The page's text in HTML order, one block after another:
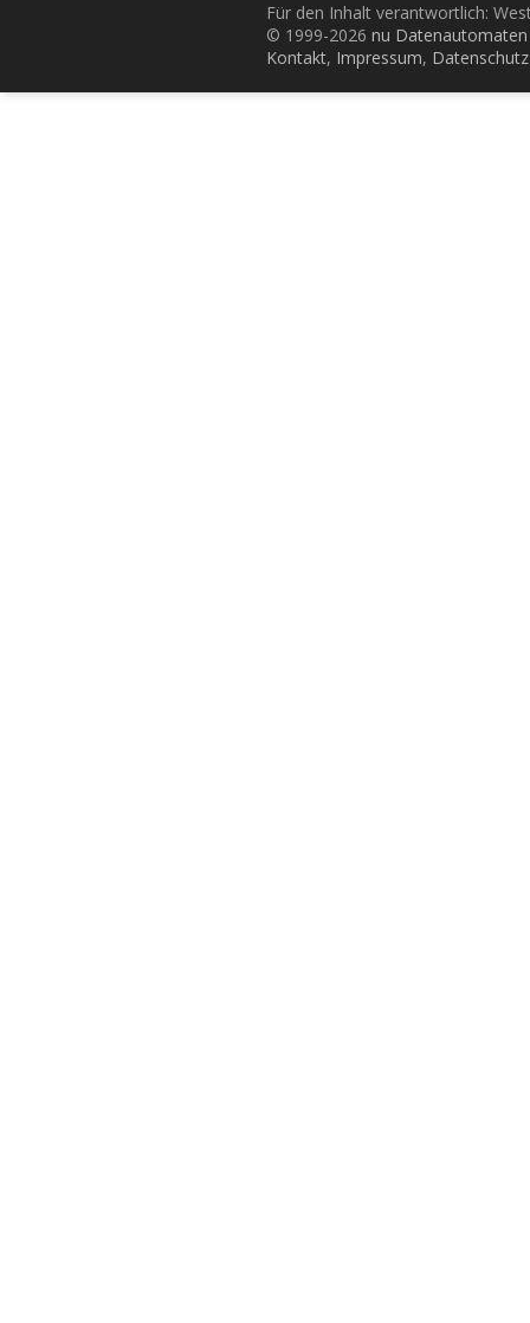
Für den Inhalt verantwortlich:
© 1999-2026 nu
Kontakt, Impressum, Datenschutz